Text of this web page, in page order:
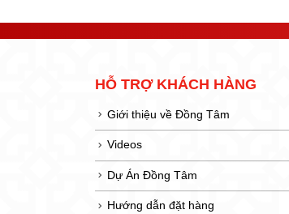
HỖ TRỢ KHÁCH HÀNG
Giới thiệu về Đồng Tâm
Videos
Dự Án Đồng Tâm
Hướng dẫn đặt hàng